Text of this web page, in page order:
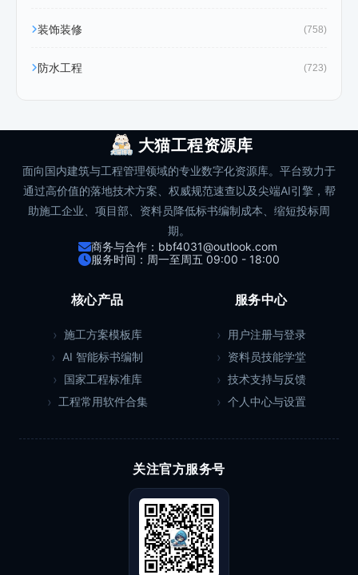
装饰装修 (758)
防水工程 (723)
大猫工程资源库
面向国内建筑与工程管理领域的专业数字化资源库。平台致力于
通过高价值的落地技术方案、权威规范速查以及尖端AI引擎，帮
助施工企业、项目部、资料员降低标书编制成本、缩短投标周
期。
商务与合作：bbf4031@outlook.com
服务时间：周一至周五 09:00 - 18:00
核心产品
施工方案模板库
AI 智能标书编制
国家工程标准库
工程常用软件合集
服务中心
用户注册与登录
资料员技能学堂
技术支持与反馈
个人中心与设置
关注官方服务号